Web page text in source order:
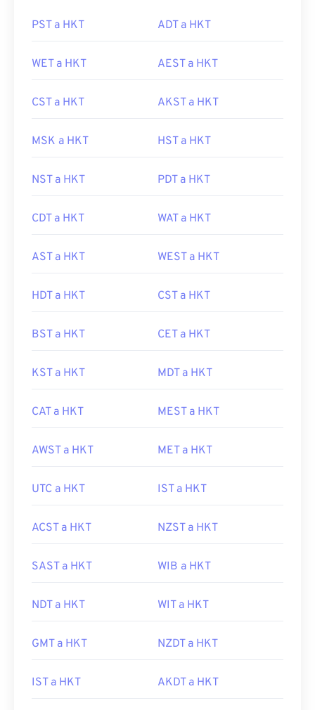
PST a HKT ADT a HKT
WET a HKT AEST a HKT
CST a HKT AKST a HKT
MSK a HKT HST a HKT
NST a HKT PDT a HKT
CDT a HKT WAT a HKT
AST a HKT WEST a HKT
HDT a HKT CST a HKT
BST a HKT CET a HKT
KST a HKT MDT a HKT
CAT a HKT MEST a HKT
AWST a HKT MET a HKT
UTC a HKT IST a HKT
ACST a HKT NZST a HKT
SAST a HKT WIB a HKT
NDT a HKT WIT a HKT
GMT a HKT NZDT a HKT
IST a HKT AKDT a HKT